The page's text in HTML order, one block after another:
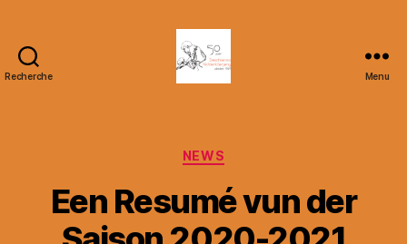
Recherche Menu
Catégories
NEWS
Een Resumé vun der